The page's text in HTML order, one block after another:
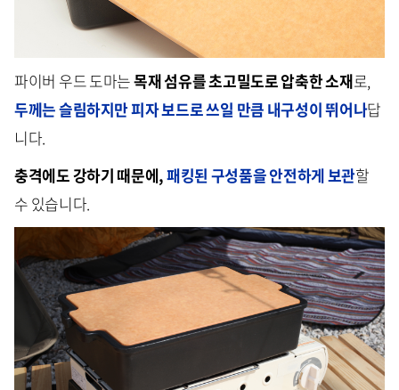
파이버 우드 도마는목재 섬유를 초고밀도로 압축한 소재로,
두께는 슬림하지만 피자 보드로 쓰일 만큼 내구성이 뛰어나답
니다.
충격에도 강하기 때문에,패킹된 구성품을 안전하게 보관할
수 있습니다.